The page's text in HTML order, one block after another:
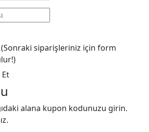
(Sonraki siparişleriniz için form
alana kupon kodunuzu girin.